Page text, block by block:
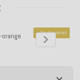
orange
Top bewertet
H.O.C.K.